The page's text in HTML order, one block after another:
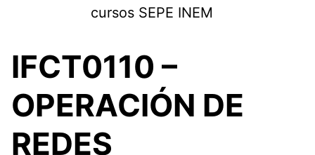
cursos SEPE INEM
IFCT0110 –
OPERACIÓN DE
REDES